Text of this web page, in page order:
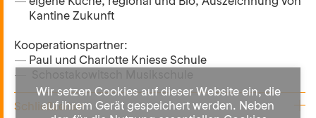
Kantine Zukunft
Kooperationspartner:
Paul und Charlotte Kniese Schule
Schließzeiten
Wir setzen Cookies auf dieser Website ein, die
auf ihrem Gerät gespeichert werden. Neben